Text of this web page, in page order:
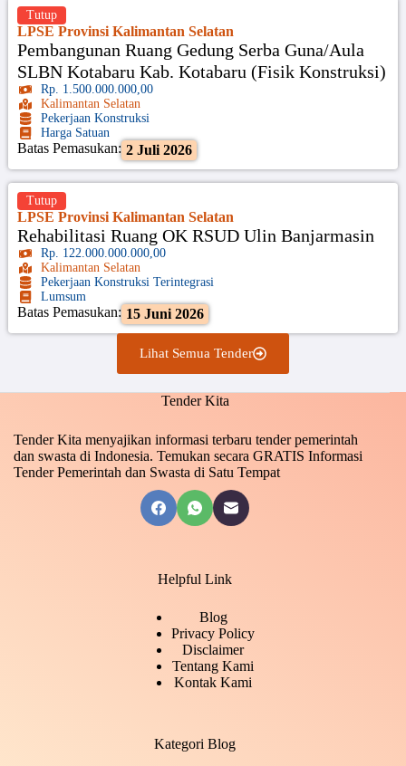
LPSE Provinsi Kalimantan Selatan
Pembangunan Ruang Gedung Serba Guna/Aula
SLBN Kotabaru Kab. Kotabaru (Fisik Konstruksi)
Rp. 1.500.000.000,00
Kalimantan Selatan
Pekerjaan Konstruksi
Harga Satuan
Batas Pemasukan: 2 Juli 2026
Tutup
LPSE Provinsi Kalimantan Selatan
Rehabilitasi Ruang OK RSUD Ulin Banjarmasin
Rp. 122.000.000.000,00
Kalimantan Selatan
Pekerjaan Konstruksi Terintegrasi
Lumsum
Batas Pemasukan: 15 Juni 2026
Tutup
Lihat Semua Tender
Tender Kita
Tender Kita menyajikan informasi terbaru tender pemerintah
dan swasta di Indonesia. Temukan secara GRATIS Informasi
Tender Pemerintah dan Swasta di Satu Tempat
Helpful Link
Blog
Privacy Policy
Disclaimer
Tentang Kami
Kontak Kami
Kategori Blog